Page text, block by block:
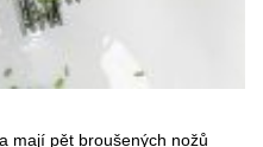
mají pět broušených nožů